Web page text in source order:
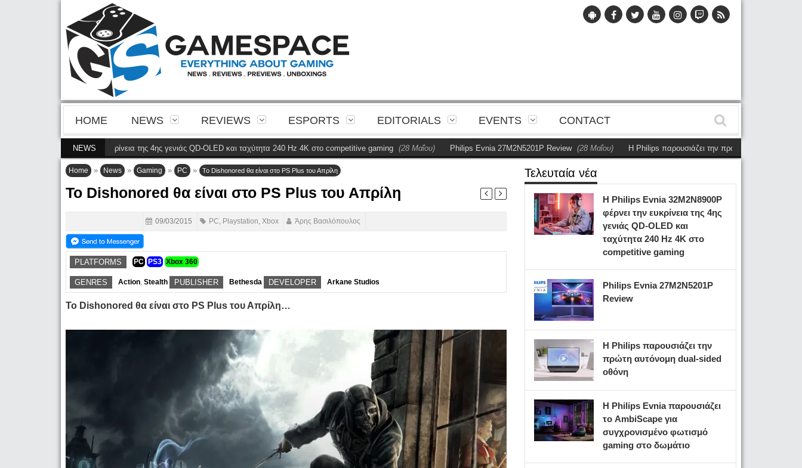
HOME NEWS REVIEWS ESPORTS EDITORIALS EVENTS CONTACT
NEWS
φέρνει την ευκρίνεια της 4ης γενιάς QD-OLED και ταχύτητα 240 Hz 4K στο competitive gaming (28 Μαΐου) Philips Evnia 27M2N5201P Review (28 Μαΐου) Η Philips παρουσιάζει την πρώτη αυτόνομη dual-sided
Home » News » Gaming » PC » Το Dishonored θα είναι στο PS Plus του Απρίλη
Το Dishonored θα είναι στο PS Plus του Απρίλη
09/03/2015 PC, Playstation, Xbox Άρης Βασιλόπουλος
PLATFORMS PC PS3 Xbox 360
GENRES Action, Stealth PUBLISHER Bethesda DEVELOPER Arkane Studios
Το Dishonored θα είναι στο PS Plus του Απρίλη…
Τελευταία νέα
Η Philips Evnia 32M2N8900P
φέρνει την ευκρίνεια της 4ης
γενιάς QD-OLED και
ταχύτητα 240 Hz 4K στο
competitive gaming
Philips Evnia 27M2N5201P
Review
Η Philips παρουσιάζει την
πρώτη αυτόνομη dual-sided
οθόνη
Η Philips Evnia παρουσιάζει
το AmbiScape για
συγχρονισμένο φωτισμό
gaming στο δωμάτιο